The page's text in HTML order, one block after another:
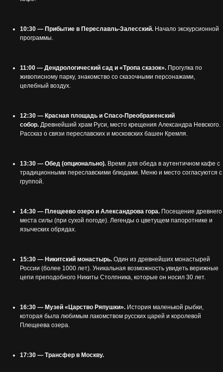
10:30 — Прибытие в Переславль-Залесский. Начало экскурсионной
программы.
11:00 — Дендрологический сад и «Тропа сказок». Прогулка по
живописному парку, знакомство со сказочными персонажами,
целебный воздух.
12:30 — Красная площадь и Спасо-Преображенский
собор. Древнейший храм Руси, место крещения Александра Невского.
Рассказ о связи переславских и московских башен Кремля.
13:30 — Обед (опционально). Время для обеда в аутентичном кафе с
традиционными переславскими блюдами. Меню и место согласуются с
группой.
14:30 — Плещеево озеро и Александрова гора. Посещение древнего
места силы (при сухой погоде). Легенды о цветущем папоротнике и
языческих обрядах.
15:30 — Никитский монастырь. Один из древнейших монастырей
России (более 1000 лет). Уникальная возможность увидеть верижные
цепи преподобного Никиты Столпника, которые он носил 30 лет.
16:30 — Музей «Царство Ряпушки». История маленькой рыбки,
которая была любимым лакомством русских царей и королевой
Плещеева озера.
17:30 — Трансфер в Москву.